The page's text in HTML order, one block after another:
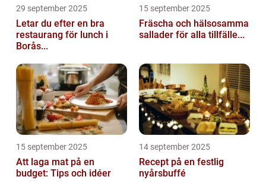
29 september 2025
Letar du efter en bra
restaurang för lunch i
Borås...
15 september 2025
Fräscha och hälsosamma
sallader för alla tillfälle...
15 september 2025
Att laga mat på en
budget: Tips och idéer
14 september 2025
Recept på en festlig
nyårsbuffé